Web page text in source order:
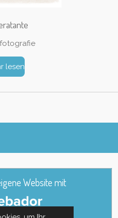
lesen
Website mit